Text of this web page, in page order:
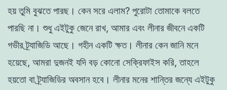
হয়তুমি বুঝতেপারছ । কেনসরে এলাম? পুরােটা তােমাকে বলতে
পারছি না । শুধুএইটুকু জেনেরাখ, আমার এবং লীনার জীবনেএকটি
গভীরট্র্যাজিডিআছে । গহীনএকটিক্ষত। লীনার কেনজানিমনে
হয়েছে, আমরা দুজনই যদিবড়কোনাে সেক্রিফাইস করি,তাহলে
হয়তাে বাট্র্যাজিডির অবসানহবে । লীনার মনের শান্তির জন্যেএইটুকু